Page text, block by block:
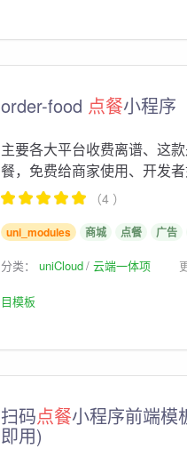
order-food 点餐小程序
主要各大平台收费离谱、这
餐，免费给商家使用、开发
（4 ）
uni_modules 商城 点餐 广告
分类： uniCloud 云端一体项
目模板
扫码点餐小程序前端模
即用)